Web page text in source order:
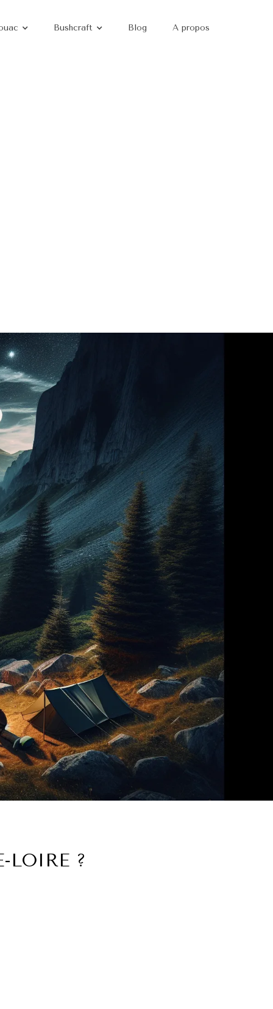
Bushcraft Blog A propos
LOIRE ?